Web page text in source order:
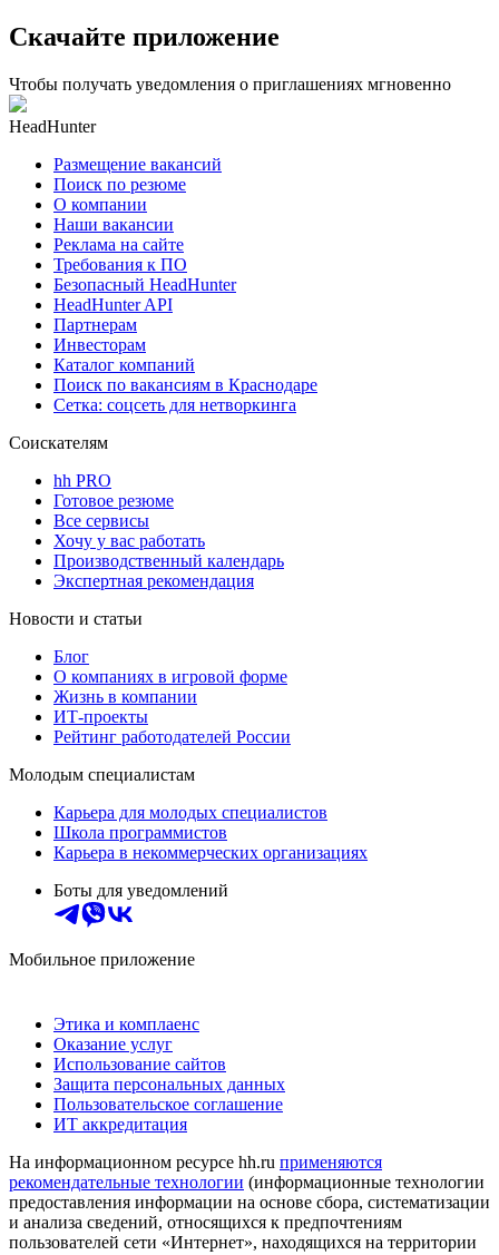
Скачайте приложение
Чтобы получать уведомления о приглашениях мгновенно
HeadHunter
Размещение вакансий
Поиск по резюме
О компании
Наши вакансии
Реклама на сайте
Требования к ПО
Безопасный HeadHunter
HeadHunter API
Партнерам
Инвесторам
Каталог компаний
Поиск по вакансиям в Краснодаре
Сетка: соцсеть для нетворкинга
Соискателям
hh PRO
Готовое резюме
Все сервисы
Хочу у вас работать
Производственный календарь
Экспертная рекомендация
Новости и статьи
Блог
О компаниях в игровой форме
Жизнь в компании
ИТ-проекты
Рейтинг работодателей России
Молодым специалистам
Карьера для молодых специалистов
Школа программистов
Карьера в некоммерческих организациях
Боты для уведомлений
Мобильное приложение
Этика и комплаенс
Оказание услуг
Использование сайтов
Защита персональных данных
Пользовательское соглашение
ИТ аккредитация
На информационном ресурсе hh.ru применяются
рекомендательные технологии (информационные технологии
предоставления информации на основе сбора, систематизации
и анализа сведений, относящихся к предпочтениям
пользователей сети «Интернет», находящихся на территории